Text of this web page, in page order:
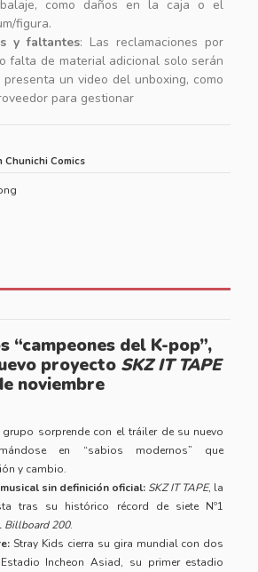
como daños en la caja o el
figura.
y faltantes: Las reclamaciones por
falta de material adicional solo serán
un video del unboxing, como
para gestionar
Chunichi Comics
“campeones del K-pop”,
proyecto SKZ IT TAPE
noviembre
grupo sorprende con el tráiler de su nuevo
en “sabios modernos” que
y cambio.
sin definición oficial: SKZ IT TAPE, la
tras su histórico récord de siete Nº1
Billboard 200.
Stray Kids cierra su gira mundial con dos
Incheon Asiad, su primer estadio